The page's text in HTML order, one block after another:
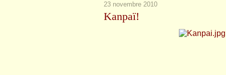
23 novembre 2010
Kanpaï!